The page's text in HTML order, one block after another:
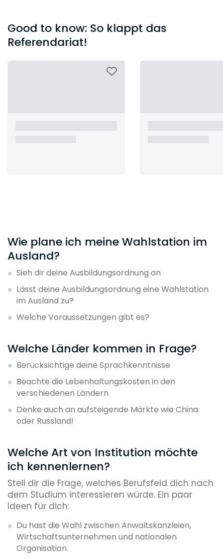
Good to know: So klappt das
Referendariat!
Wie plane ich meine Wahlstation im
Ausland?
Sieh dir deine Ausbildungsordnung an
Lässt deine Ausbildungsordnung eine Wahlstation
im Ausland zu?
Welche Voraussetzungen gibt es?
Welche Länder kommen in Frage?
Berücksichtige deine Sprachkenntnisse
Beachte die Lebenhaltungskosten in den
verschiedenen Ländern
Denke auch an aufsteigende Märkte wie China
oder Russland!
Welche Art von Institution möchte
ich kennenlernen?
Stell dir die Frage, welches Berufsfeld dich nach
dem Studium interessieren würde. Ein paar
Ideen für dich:
Du hast die Wahl zwischen Anwaltskanzleien,
Wirtschaftsunternehmen und nationalen
Organisation.